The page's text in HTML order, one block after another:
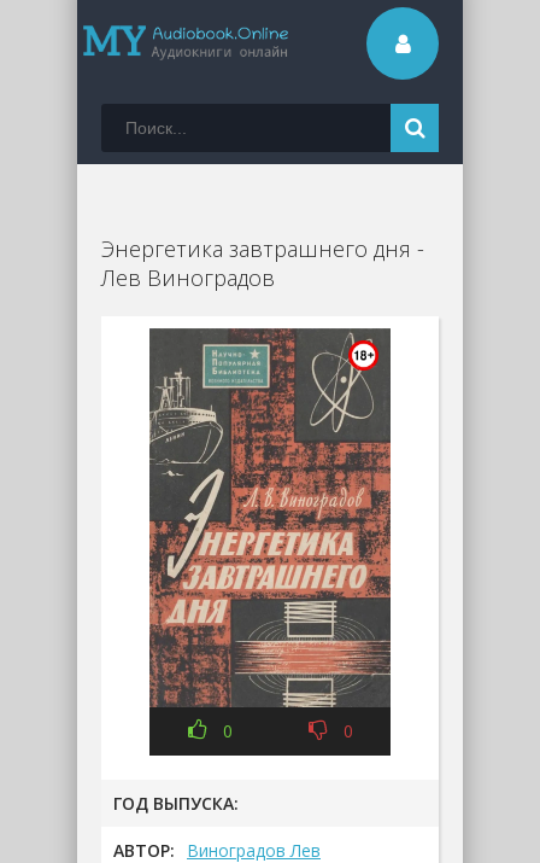
Энергетика завтрашнего дня -
Лев Виноградов
0 0
ГОД ВЫПУСКА:
АВТОР: Виноградов Лев